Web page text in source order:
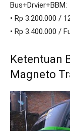
Bus+Drvier+BBM:
• Rp 3.200.000 /
• Rp 3.400.000 /
Ketentuan
Magneto